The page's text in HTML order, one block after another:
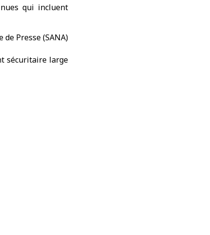
qui incluent
sécuritaire large